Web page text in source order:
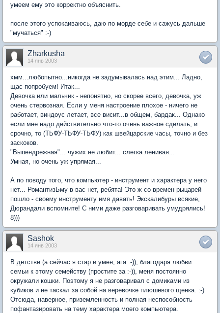
умеем ему это корректно объяснить.
после этого успокаиваюсь, даю по морде себе и сажусь дальше
"мучаться" :-)
Zharkusha
14 янв 2003
хмм...любопытно...никогда не задумывалась над этим... Ладно,
щас попробуем! Итак...
Девочка или мальчик - непонятно, но скорее всего, девочка, уж
очень стервозная. Если у меня настроение плохое - ничего не
работает, виндоус летает, все висит...в общем, бардак... Однако
если мне надо действительно что-то очень важное сделать, и
срочно, то (ТЬФУ-ТЬФУ-ТЬФУ) как швейцарские часы, точно и без
заскоков.
"Выпендрежная"... чужих не любит... слегка ленивая...
Умная, но очень уж упрямая...
А по поводу того, что компьютер - инструмент и характера у него
нет... РомантизЬму в вас нет, ребята! Это ж со времен рыцарей
пошло - своему инструменту имя давать! Экскалибуры всякие,
Дюрандали вспомните! С ними даже разговаривать умудрялись!
8)))
Sashok
14 янв 2003
В детстве (а сейчас я стар и умен, ага :-)), благодаря любви
семьи к этому семейству (простите за :-)), меня постоянно
окружали кошки. Поэтому я не разговаривал с домиками из
кубиков и не таскал за собой на веревочке плюшевого щенка. :-)
Отсюда, наверное, приземленность и полная неспособность
пофантазировать на тему характера моего компьютера.